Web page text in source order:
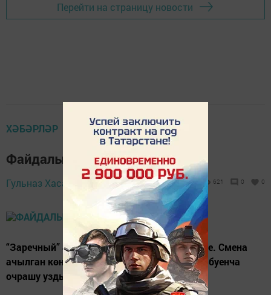
Перейти на страницу новости
ХӘБӘРЛӘР
Файдалы мастер-класс
Гульназ Хасаншина, 13 август 2019 -
11:41
621 0 0
“Заречный” 4 сменага балаларны кабул итте. Смена
ачылган көнне телевидение һәм газета эше буенча
очрашу узды.